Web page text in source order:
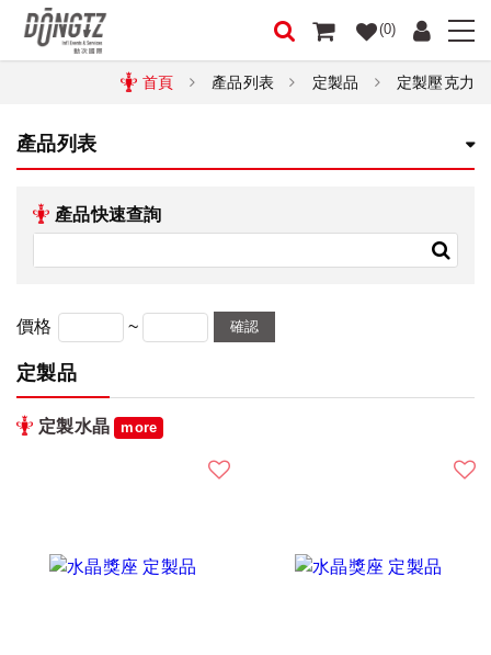
(0)
首頁 產品列表 定製品 定製壓克力
產品列表
產品快速查詢
價格 ~ 確認
定製品
定製水晶 more